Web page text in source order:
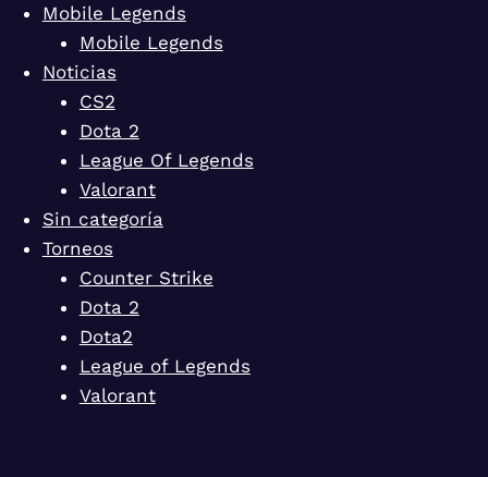
Mobile Legends
Mobile Legends
Noticias
CS2
Dota 2
League Of Legends
Valorant
Sin categoría
Torneos
Counter Strike
Dota 2
Dota2
League of Legends
Valorant